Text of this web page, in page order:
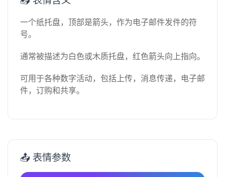
一个纸托盘，顶部是箭头，作为电子邮件发件的符
号。
通常被描述为白色或木质托盘，红色箭头向上指向。
可用于各种数字活动，包括上传，消息传递，电子邮
件，订购和共享。
📤 表情参数